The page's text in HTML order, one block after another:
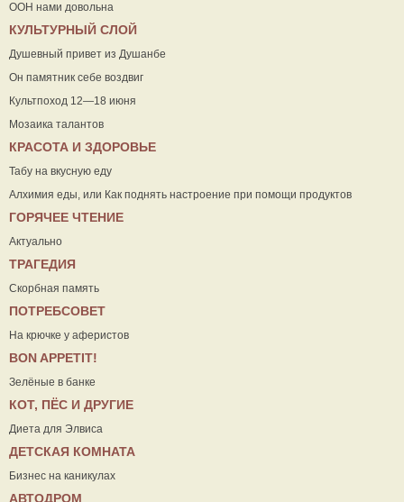
ООН нами довольна
КУЛЬТУРНЫЙ СЛОЙ
Душевный привет из Душанбе
Он памятник себе воздвиг
Культпоход 12—18 июня
Мозаика талантов
КРАСОТА И ЗДОРОВЬЕ
Табу на вкусную еду
Алхимия еды, или Как поднять настроение при помощи продуктов
ГОРЯЧЕЕ ЧТЕНИЕ
Актуально
ТРАГЕДИЯ
Скорбная память
ПОТРЕБСОВЕТ
На крючке у аферистов
ВON APPETIT!
Зелёные в банке
КОТ, ПЁС И ДРУГИЕ
Диета для Элвиса
ДЕТСКАЯ КОМНАТА
Бизнес на каникулах
АВТОДРОМ